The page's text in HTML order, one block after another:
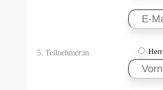
5. Teilnehmer:in Herr